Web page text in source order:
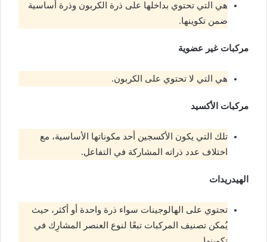
هي التي تحتوي بداخلها على ذرة الكربون وذرة أساسية
ضمن تكوينها.
مركبات غير عضوية
هي التي لا تحتوي على الكربون.
مركبات الأكسيد
تلك التي يكون الأكسجين أحد مكوناتها الأساسية، مع
اختلاف عدد ذراته المشاركة في التفاعل.
الهيدريدات
تحتوي على الهالوجينات سواء ذرة واحدة أو أكثر، حيث
يُمكن تصنيف المركبات تبعًا لنوع العنصر المشارِك في